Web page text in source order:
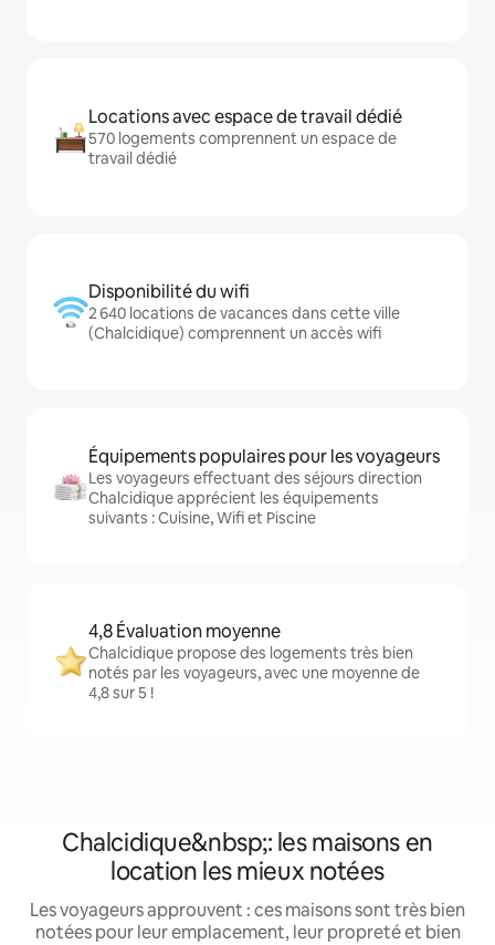
Locations avec espace de travail dédié
570 logements comprennent un espace de
travail dédié
Disponibilité du wifi
2 640 locations de vacances dans cette ville
(Chalcidique) comprennent un accès wifi
Équipements populaires pour les voyageurs
Les voyageurs effectuant des séjours direction
Chalcidique apprécient les équipements
suivants : Cuisine, Wifi et Piscine
4,8 Évaluation moyenne
Chalcidique propose des logements très bien
notés par les voyageurs, avec une moyenne de
4,8 sur 5 !
Chalcidique&nbsp;: les maisons en
location les mieux notées
Les voyageurs approuvent : ces maisons sont très bien
notées pour leur emplacement, leur propreté et bien